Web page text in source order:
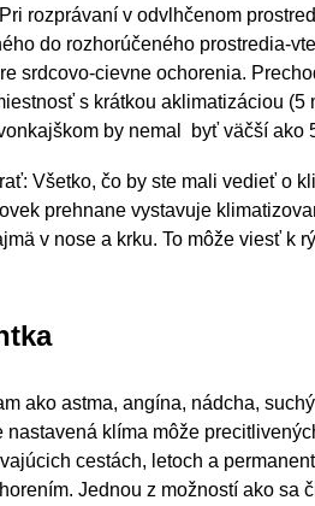
rozprávaní v odvlhčenom
do rozhorúčeného prostredia-
srdcovo-cievne ochorenia.
s krátkou aklimatizáciou (5
by nemal byť väčší ako
Všetko, čo by ste mali vedieť o
prehnane vystavuje
v nose a krku. To môže viesť k
ako astma, angína, nádcha,
klíma môže
cestách, letoch a
Jednou z možností ako sa